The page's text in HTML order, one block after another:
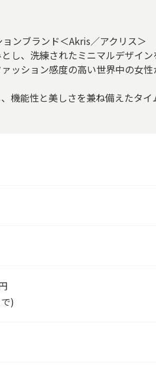
ンブランド＜Akris／アクリス＞
し、洗練されたミニマルデザイン
ッション感度の高い世界中の女
機能性と美しさを兼ね備えたタ
)